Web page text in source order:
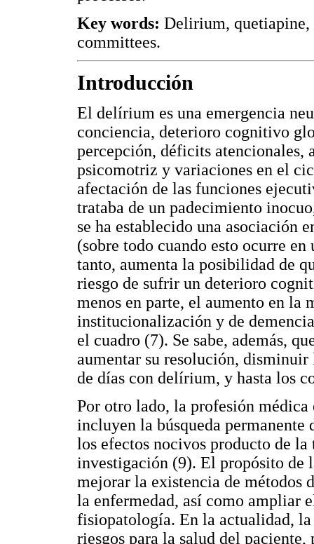
Key words: Delirium, quetiapine,
committees.
Introducción
El delírium es una emergencia
conciencia, deterioro cognitivo
percepción, déficits
psicomotriz y variaciones en el
afectación de las funciones
trataba de un padecimiento
se ha establecido una asociación
(sobre todo cuando esto ocurre
tanto, aumenta la posibilidad de
riesgo de sufrir un deterioro
menos en parte, el aumento en la
institucionalización y de
el cuadro (7). Se sabe, además,
aumentar su resolución,
de días con delírium, y hasta los
Por otro lado, la profesión
incluyen la búsqueda
los efectos nocivos producto de
investigación (9). El propósito de
mejorar la existencia de métodos
la enfermedad, así como ampliar
fisiopatología. En la actualidad,
riesgos para la salud del